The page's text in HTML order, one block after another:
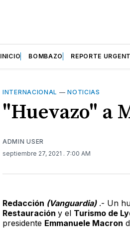
INICIO BOMBAZO REPORTE
INTERNACIONAL —NOTICIAS
"Huevazo" a
ADMIN USER
septiembre 27, 2021 . 7:00 AM
Redacción (Vanguardia).- Un
Restauración y el Turismo de
presidente Emmanuele Macron